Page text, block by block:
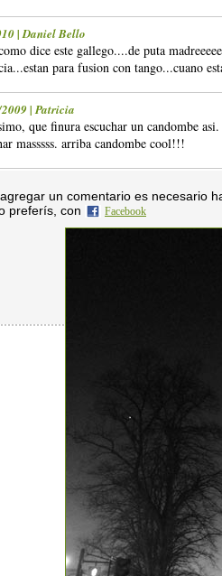
| Daniel Bello
dice este gallego....de puta
para fusion con tango...cuano
| Patricia
que finura escuchar un candombe
masssss. arriba candombe cool!!!
un comentario es necesario
preferís, con
Facebook